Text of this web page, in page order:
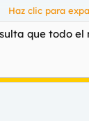
mi amol
de lefa del
Haz clic para
que todo el